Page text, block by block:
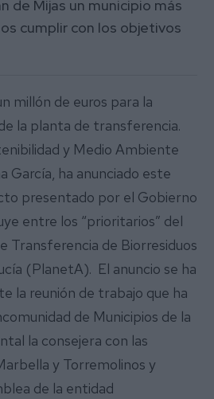
de Mijas un municipio más
cumplir con los objetivos
millón de euros para la
la planta de transferencia.
y Medio Ambiente
García, ha anunciado este
presentado por el Gobierno
entre los “prioritarios” del
Transferencia de Biorresiduos
(PlanetA). El anuncio se ha
la reunión de trabajo que ha
de Municipios de la
la consejera con las
y Torremolinos y
de la entidad